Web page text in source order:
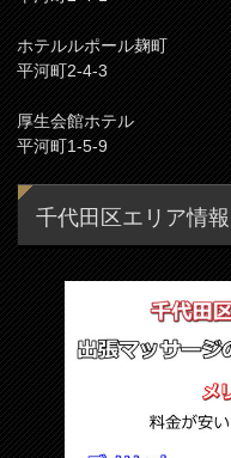
ホテルルポール麹町
平河町2-4-3
厚生会館ホテル
平河町1-5-9
千代田区エリア情報